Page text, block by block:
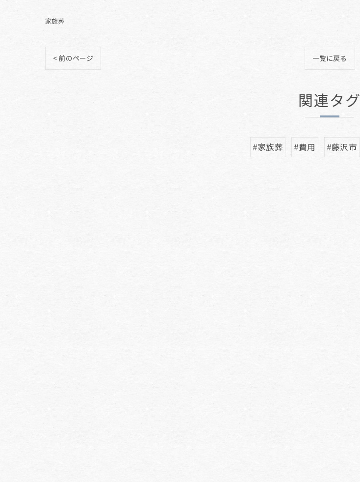
家族葬
< 前のページ 一覧に戻る
関連タグ
#家族葬 #費用 #藤沢市